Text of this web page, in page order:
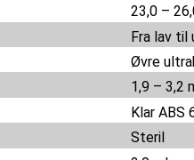
23,0 –
Fra lav til
Øvre
1,9 – 3,2
Klar ABS
Steril